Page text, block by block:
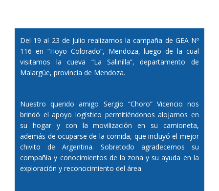
Del 19 al 23 de Julio realizamos la campaña de GEA Nº
116 en “Hoyo Colorado”, Mendoza, luego de la cual
visitamos la cueva “La Salinilla”, departamento de
Malargüe, provincia de Mendoza.
Nuestro querido amigo Sergio “Choro” Vicencio nos
brindó el apoyo logístico permitiéndonos alojarnos en
su hogar y con la movilización en su camioneta,
además de ocuparse de la comida, que incluyó el mejor
chivito de Argentina. Sobretodo agradecemos su
compañía y conocimientos de la zona y su ayuda en la
exploración y reconocimiento del área.